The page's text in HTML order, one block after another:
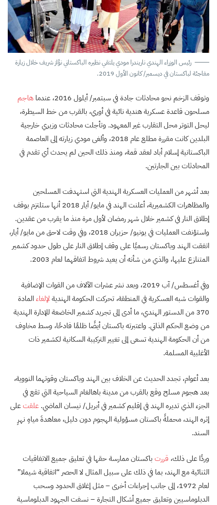
رئيس الوزراء الهندي ناريندرا مودي يلتقي نظيره الباكستاني نوَّاز شريف خلال زيارة
مفاجئة لباكستان في ديسمبر/ كانون الأول 2019.
وتوقف الزخم نحو محادثات جادة في سبتمبر/ أيلول 2016، عندما
هاجم
مسلحون قاعدة عسكرية هندية نائية في أوري، بالقرب من خط السيطرة،
ليحل التوتر محل التقارب غير المعهود. وتأجلت محادثات وزيري خارجية
البلدين كانت مقررة مطلع عام 2018، وألغى مودي زيارته إلى العاصمة
الباكستانية إسلام أباد لعقد قمة، ومنذ ذلك الحين لم يحدث أي تقدم في
المحادثات بين الجارتين.
بعد أشهر من العمليات العسكرية الهندية التي استهدفت المسلحين
والمظاهرات الكشميرية، أعلنت الهند في مايو/ أيار 2018 أنها ستلتزم بوقف
إطلاق النار في كشمير خلال شهر رمضان لأول مرة منذ ما يقرب من عقدين.
واستؤنفت العمليات في يونيو/ حزيران 2018، وفي وقت لاحق من مايو/ أيار،
اتفقت الهند وباكستان رسميًا على وقف إطلاق النار على طول حدود كشمير
المتنازع عليها، والذي من شأنه أن يعيد شروط اتفاقهما لعام 2003.
وفي أغسطس/ آب 2019، وبعد نشر عشرات الآلاف من القوات الإضافية
والقوات شبه العسكرية في المنطقة، تحركت الحكومة الهندية لإلغاءالمادة
370 من الدستور الهندي، ما أدى إلى تجريد كشمير الخاضعة للإدارة الهندية
من وضع الحكم الذاتي. واعتبرته باكستان أيضًا ظلمًا فادحًا، وسط مخاوف
من أن الحكومة الهندية تسعى إلى تغيير التركيبة السكانية لكشمير ذات
الأغلبية المسلمة.
بعد أعوام، تجدد الحديث عن الخلاف بين الهند وباكستان وقوتهما النووية،
بعد هجوم مسلح وقع بالقرب من مدينة باهالغام السياحية التي تقع في
الجزء الذي تديره الهند في إقليم كشمير في أبريل/ نيسان الماضي. علقتعلى
إثره الهند، محملةً باكستان مسؤولية الهجوم دون دليل، معاهدةَ مياهِ نهرِ
السند.
وردًا على ذلك، قررت باكستان ممارسة حقها في تعليق جميع الاتفاقيات
الثنائية مع الهند، بما في ذلك على سبيل المثال لا الحصر “اتفاقية شيملا”
لعام 1972، إلى جانب إجراءات أخرى – مثل إغلاق الحدود وسحب
الدبلوماسيين وتعليق جميع أشكال التجارة – نسفت الجهود الدبلوماسية